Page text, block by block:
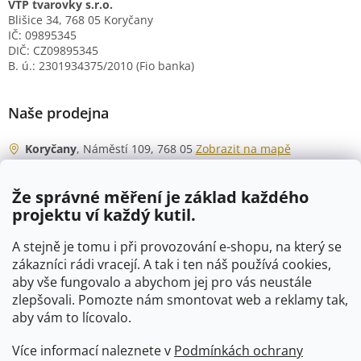
Že správné měření je základ každého
projektu ví každý kutil.
A stejně je tomu i při provozování e-shopu, na který se
zákazníci rádi vracejí. A tak i ten náš používá cookies,
aby vše fungovalo a abychom jej pro vás neustále
zlepšovali. Pomozte nám smontovat web a reklamy tak,
aby vám to lícovalo.
Více informací naleznete v Podmínkách ochrany
VTP tvarovky s.r.o.
Blišice 34, 768 05 Koryčany
IČ: 09895345
DIČ: CZ09895345
B. ú.: 2301934375/2010 (Fio banka)
Naše prodejna
Koryčany, Náměstí 109, 768 05 Zobrazit na mapě
Po - Čt
06:00 - 07:00
07:30 - 15:30
Pá
06:00 - 07:00
07:30 - 15:00
So
07:00 - 10:00
Ne
zavřeno